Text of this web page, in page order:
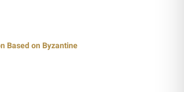
Based on Byzantine